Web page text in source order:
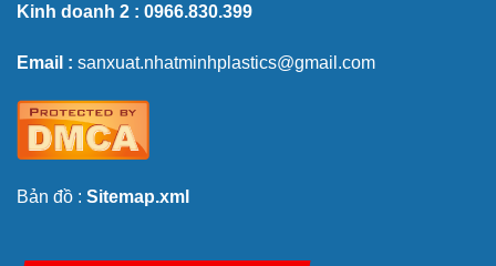
Kinh doanh 2 : 0966.830.399
Email : sanxuat.nhatminhplastics@gmail.com
Bản đồ : Sitemap.xml